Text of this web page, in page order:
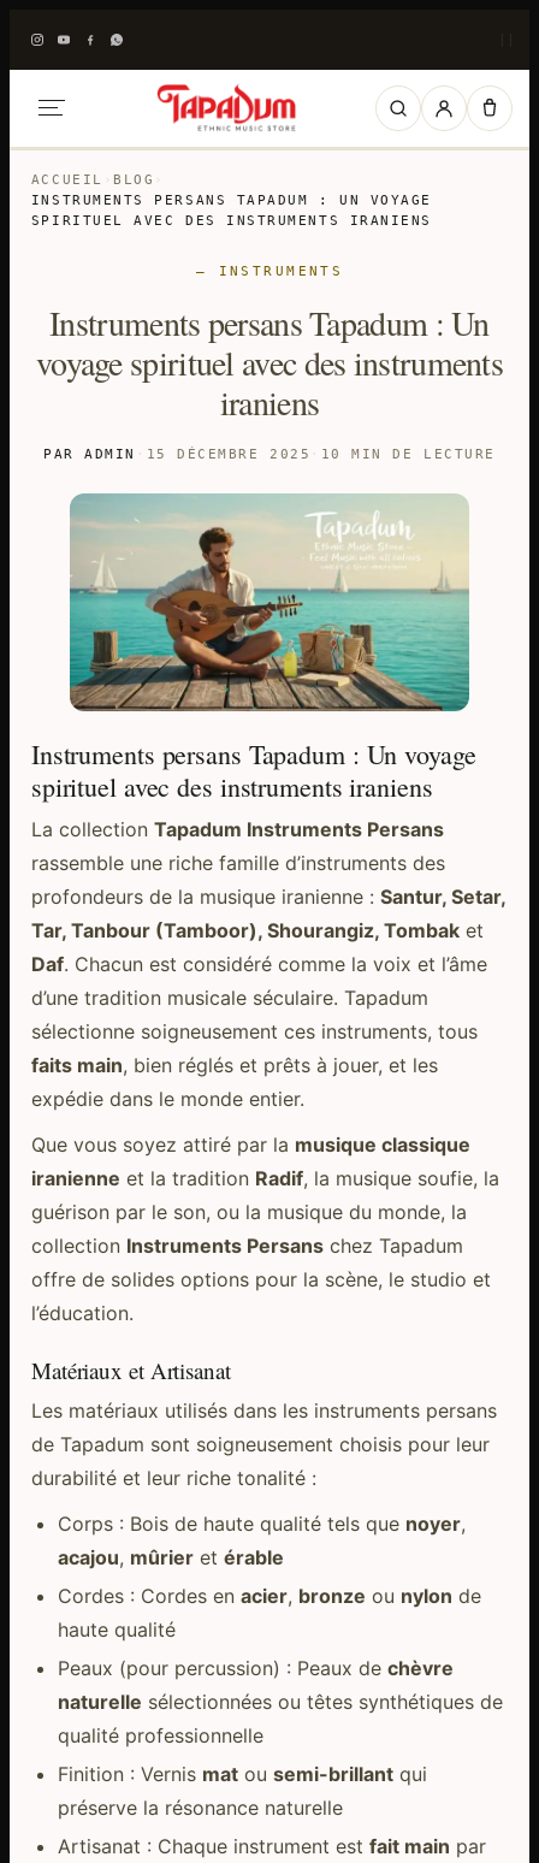
ACCUEIL › BLOG ›
INSTRUMENTS PERSANS TAPADUM : UN VOYAGE
SPIRITUEL AVEC DES INSTRUMENTS IRANIENS
— INSTRUMENTS
Instruments persans Tapadum : Un
voyage spirituel avec des instruments
iraniens
PAR ADMIN · 15 DÉCEMBRE 2025 · 10 MIN DE LECTURE
Instruments persans Tapadum : Un voyage
spirituel avec des instruments iraniens
La collection Tapadum Instruments Persans
rassemble une riche famille d’instruments des
profondeurs de la musique iranienne : Santur, Setar,
Tar, Tanbour (Tamboor), Shourangiz, Tombaket
Daf. Chacun est considéré comme la voix et l’âme
d’une tradition musicale séculaire. Tapadum
sélectionne soigneusement ces instruments, tous
faits main, bien réglés et prêts à jouer, et les
expédie dans le monde entier.
Que vous soyez attiré par la musique classique
iranienne et la tradition Radif, la musique soufie, la
guérison par le son, ou la musique du monde, la
collection Instruments Persanschez Tapadum
offre de solides options pour la scène, le studio et
l’éducation.
Matériaux et Artisanat
Les matériaux utilisés dans les instruments persans
de Tapadum sont soigneusement choisis pour leur
durabilité et leur riche tonalité :
Corps : Bois de haute qualité tels que noyer,
acajou, mûrieret érable
Cordes : Cordes en acier, bronze ou nylon de
haute qualité
Peaux (pour percussion) : Peaux de chèvre
naturelle sélectionnées ou têtes synthétiques de
qualité professionnelle
Finition : Vernis matou semi-brillantqui
préserve la résonance naturelle
Artisanat : Chaque instrument est fait main par